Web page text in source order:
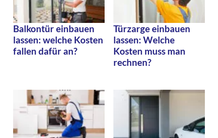
Balkontür einbauen
lassen: welche Kosten
fallen dafür an?
Türzarge einbauen
lassen: Welche
Kosten muss man
rechnen?